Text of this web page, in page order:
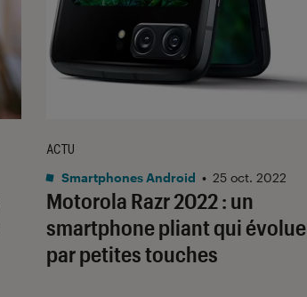
Motorola Razr 2022 : un
smartphone pliant qui évolue
par petites touches
ACTU
Smartphones Android • 25 oct. 2022